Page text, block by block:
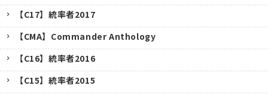
【C17】統率者2017
【CMA】Commander Anthology
【C16】統率者2016
【C15】統率者2015